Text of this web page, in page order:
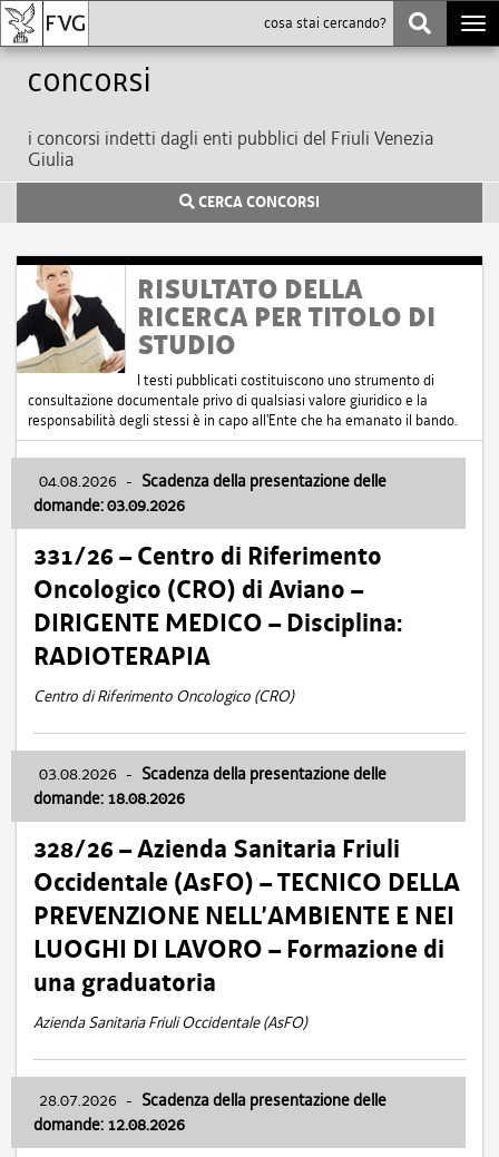
Concorsi
i concorsi indetti dagli enti pubblici del Friuli Venezia
Giulia
CERCA CONCORSI
RISULTATO DELLA
RICERCA PER TITOLO DI
STUDIO
I testi pubblicati costituiscono uno strumento di
consultazione documentale privo di qualsiasi valore giuridico e la
responsabilità degli stessi è in capo all'Ente che ha emanato il bando.
04.08.2026 - Scadenza della presentazione delle
domande: 03.09.2026
331/26 – Centro di Riferimento
Oncologico (CRO) di Aviano –
DIRIGENTE MEDICO – Disciplina:
RADIOTERAPIA
Centro di Riferimento Oncologico (CRO)
03.08.2026 - Scadenza della presentazione delle
domande: 18.08.2026
328/26 – Azienda Sanitaria Friuli
Occidentale (AsFO) – TECNICO DELLA
PREVENZIONE NELL’AMBIENTE E NEI
LUOGHI DI LAVORO – Formazione di
una graduatoria
Azienda Sanitaria Friuli Occidentale (AsFO)
28.07.2026 - Scadenza della presentazione delle
domande: 12.08.2026